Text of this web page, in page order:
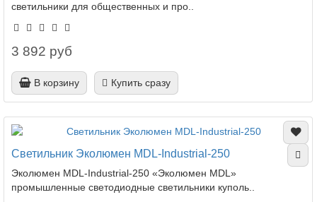
светильники для общественных и про..
3 892 руб
В корзину Купить сразу
Светильник Эколюмен MDL-Industrial-250
Эколюмен MDL-Industrial-250 «Эколюмен MDL»
промышленные светодиодные светильники куполь..